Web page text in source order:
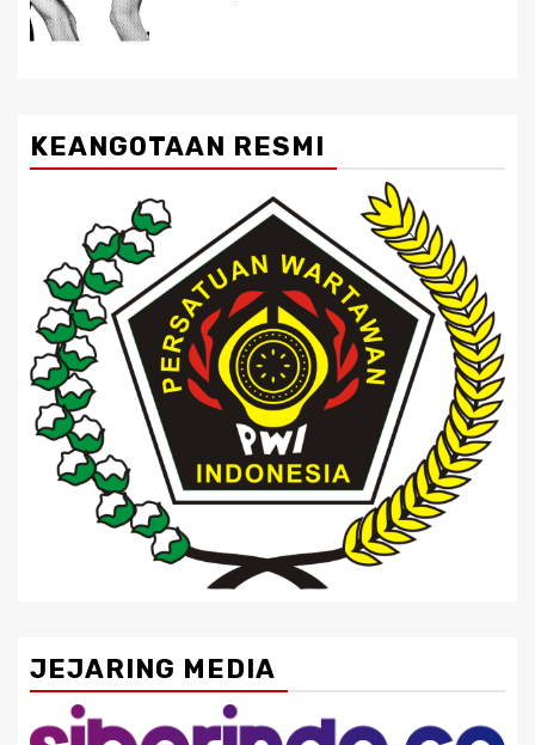
KEANGOTAAN RESMI
JEJARING MEDIA